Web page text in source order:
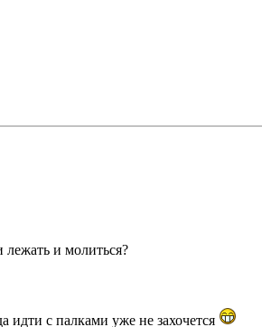
и молиться?
идти с палками уже не захочется